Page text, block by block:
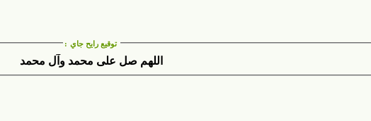
توقيع رايح جاي :
اللهم صل على محمد وآل محمد